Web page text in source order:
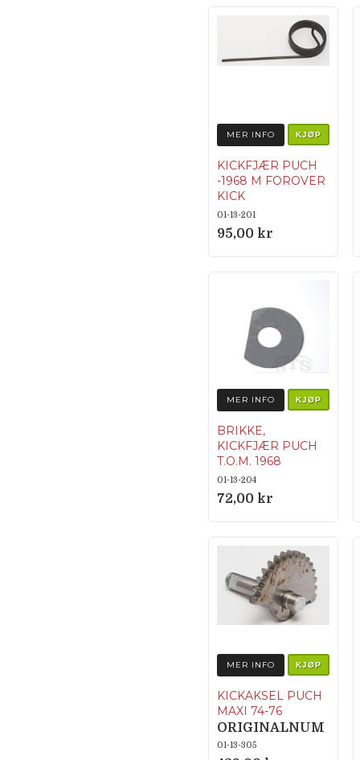
MER INFO KJØP
KICKFJÆR PUCH
-1968 M FOROVER
KICK
364.1.13.334.1
01-13-201
95,00 kr
MER INFO KJØP
BRIKKE,
KICKFJÆR PUCH
T.O.M. 1968
Originalnumme
r 364.1.13.336.1
01-13-204
72,00 kr
MER INFO KJØP
KICKAKSEL PUCH
MAXI 74-76
ORIGINALNUM
MER
01-13-305